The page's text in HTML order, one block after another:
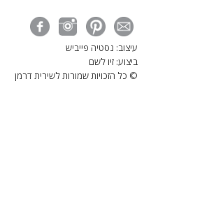
עיצוב: נסטיה פייביש
ביצוע: זיו לשם
© כל הזכויות שמורות לשירית דרמן